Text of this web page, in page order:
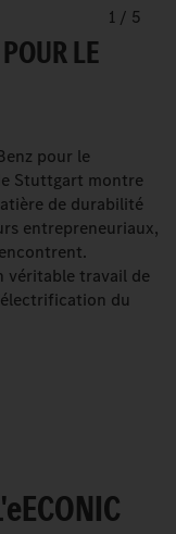
1 / 5
LE
pour le
Stuttgart montre
de durabilité
entrepreneuriaux,
véritable travail de
du
eECONIC